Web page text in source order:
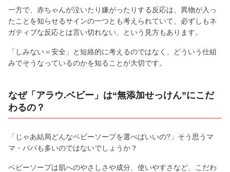
一方で、赤ちゃんが泣いたり嫌がったりする反応は、異物が入っ
たことを知らせるサインの一つとも考えられていて、必ずしもネ
ガティブな反応とは言い切れない、という見方もあります。
「しみない＝安全」と短絡的に考えるのではなく、どういう仕組
みでそうなっているのかを知ることが大切です。
なぜ「アラウ.ベビー」は“無添加せっけん”にこだ
わるの？
「じゃあ結局どんなベビーソープを選べばいいの?」そう思うマ
マ・パパも多いのではないでしょうか？
ベビーソープは肌へのやさしさや成分、使いやすさなど、こだわ